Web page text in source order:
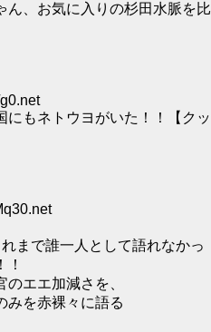
ん、お気に入りの杉田水脈を比
にもネトウヨがいた！！【クッ
まで誰一人として語れなかっ
エエ加減さを、
みを赤裸々に語る